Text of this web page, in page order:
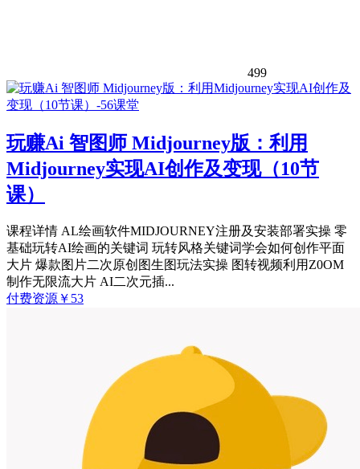
499
玩赚Ai 智图师 Midjourney版：利用
Midjourney实现AI创作及变现（10节
课）
课程详情 AL绘画软件MIDJOURNEY注册及安装部署实操 零
基础玩转AI绘画的关键词 玩转风格关键词学会如何创作平面
大片 爆款图片二次原创图生图玩法实操 图转视频利用Z0OM
制作无限流大片 AI二次元插...
付费资源 ￥ 53